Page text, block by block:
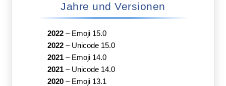
Jahre und Versionen
2022– Emoji 15.0
2022– Unicode 15.0
2021– Emoji 14.0
2021– Unicode 14.0
2020– Emoji 13.1